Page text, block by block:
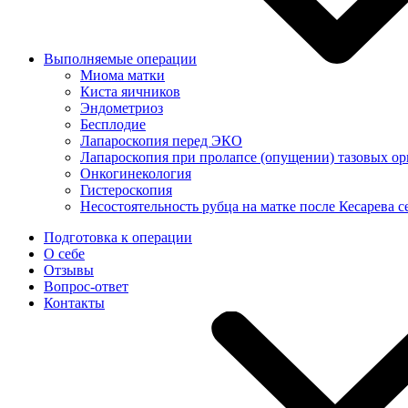
Выполняемые операции
Миома матки
Киста яичников
Эндометриоз
Бесплодие
Лапароскопия перед ЭКО
Лапароскопия при пролапсе (опущении) тазовых
Онкогинекология
Гистероскопия
Несостоятельность рубца на матке после Кесарева
Подготовка к операции
О себе
Отзывы
Вопрос-ответ
Контакты